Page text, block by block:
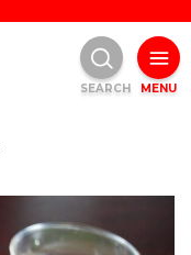
MENU
SEARCH